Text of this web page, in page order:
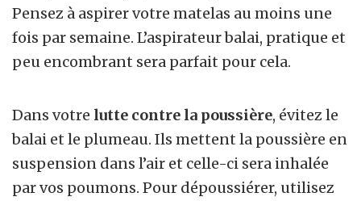
Pensez à aspirer votre matelas au moins une
fois par semaine. L’aspirateur balai, pratique et
peu encombrant sera parfait pour cela.
Dans votre lutte contre la poussière, évitez le
balai et le plumeau. Ils mettent la poussière en
suspension dans l’air et celle-ci sera inhalée
par vos poumons. Pour dépoussiérer, utilisez